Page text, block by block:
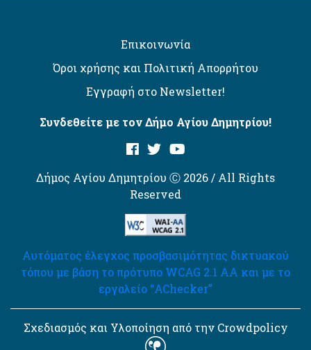
Επικοινωνία
Όροι χρήσης και Πολιτική Απορρήτου
Εγγραφή στο Newsletter!
Συνδεθείτε με τον Δήμο Αγίου Δημητρίου!
Δήμος Αγίου Δημητρίου Ⓒ 2026 / All Rights
Reserved
Αυτόματος έλεγχος προσβασιμότητας δικτυακού
τόπου με βάση το πρότυπο WCAG 2.1 AA και με το
εργαλείο “AChecker”
Σχεδιασμός και Υλοποίηση από την Crowdpolicy